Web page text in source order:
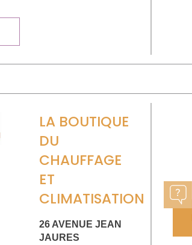
LA BOUTIQUE
DU
CHAUFFAGE
ET
CLIMATISATION
26 AVENUE JEAN
JAURES